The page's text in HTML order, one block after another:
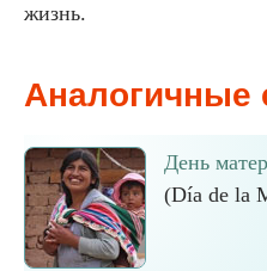
жизнь.
Аналогичные
День
(Día de la